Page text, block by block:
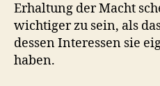
Erhaltung der Macht
wichtiger zu sein, als
dessen Interessen sie
haben.